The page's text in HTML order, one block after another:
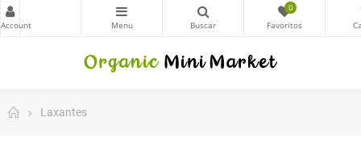
0
Laxantes